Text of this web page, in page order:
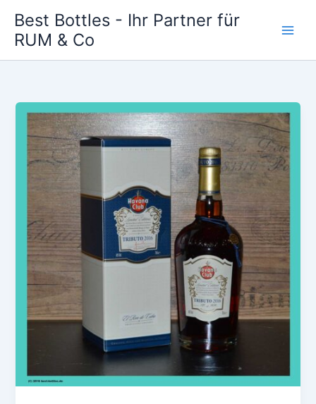
Inhalt
springen
Best Bottles - Ihr Partner für
RUM & Co